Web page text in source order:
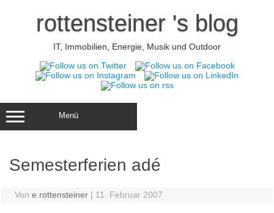
rottensteiner 's blog
IT, Immobilien, Energie, Musik und Outdoor
Menü
Semesterferien adé
Vone.rottensteiner | 11. Februar 2007